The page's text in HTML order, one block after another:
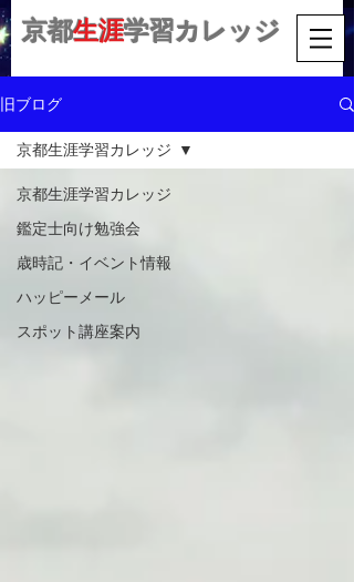
京都生涯学習カレッジ
旧ブログ
京都生涯学習カレッジ
鑑定士向け勉強会
歳時記・イベント情報
ハッピーメール
スポット講座案内
京都生涯学習カレッジ